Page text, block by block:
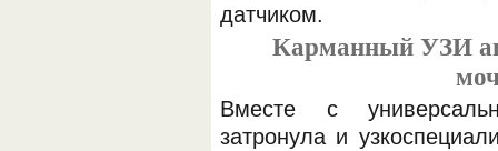
датчиком.
Карманный УЗИ
Вместе с
затронула и